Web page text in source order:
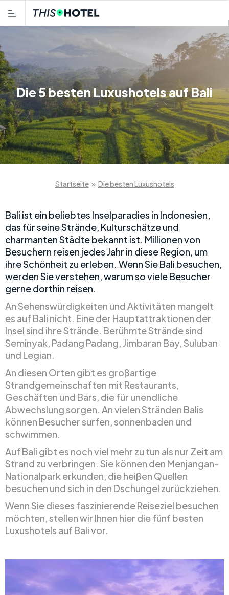
Die 5 besten Luxushotels auf Bali
Startseite » Die besten Luxushotels
Bali ist ein beliebtes Inselparadies in Indonesien,
das für seine Strände, Kulturschätze und
charmanten Städte bekannt ist. Millionen von
Besuchern reisen jedes Jahr in diese Region, um
ihre Schönheit zu erleben. Wenn Sie Bali besuchen,
werden Sie verstehen, warum so viele Besucher
gerne dorthin reisen.
An Sehenswürdigkeiten und Aktivitäten mangelt
es auf Bali nicht. Eine der Hauptattraktionen der
Insel sind ihre Strände. Berühmte Strände sind
Seminyak, Padang Padang, Jimbaran Bay, Suluban
und Legian.
An diesen Orten gibt es großartige
Strandgemeinschaften mit Restaurants,
Geschäften und Bars, die für unendliche
Abwechslung sorgen. An vielen Stränden Balis
können Besucher surfen, sonnenbaden und
schwimmen.
Auf Bali gibt es noch viel mehr zu tun als nur Zeit am
Strand zu verbringen. Sie können den Menjangan-
Nationalpark erkunden, die heißen Quellen
besuchen und sich in den Dschungel zurückziehen.
Wenn Sie dieses faszinierende Reiseziel besuchen
möchten, stellen wir Ihnen hier die fünf besten
Luxushotels auf Bali vor.